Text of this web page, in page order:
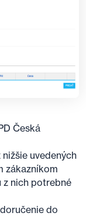
Česká
uvedených
zákazníkom
z nich potrebné
do